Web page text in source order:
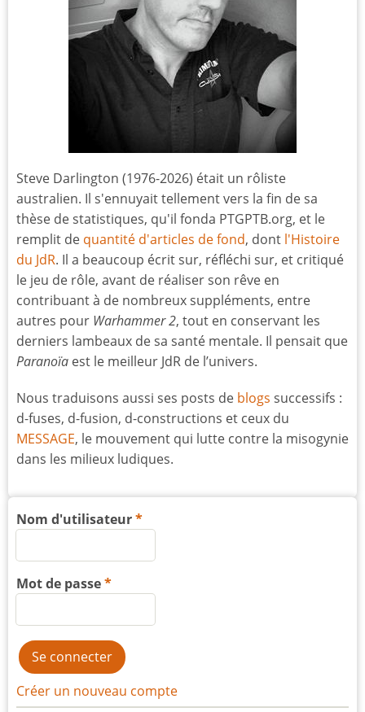
Steve Darlington (1976-2026) était un rôliste
australien. Il s'ennuyait tellement vers la fin de sa
thèse de statistiques, qu'il fonda PTGPTB.org, et le
remplit de quantité d'articles de fond, dont l'Histoire
du JdR. Il a beaucoup écrit sur, réfléchi sur, et critiqué
le jeu de rôle, avant de réaliser son rêve en
contribuant à de nombreux suppléments, entre
autres pour Warhammer 2, tout en conservant les
derniers lambeaux de sa santé mentale. Il pensait que
Paranoïa est le meilleur JdR de l’univers.
Nous traduisons aussi ses posts de blogs successifs :
d-fuses, d-fusion, d-constructions et ceux du
MESSAGE, le mouvement qui lutte contre la misogynie
dans les milieux ludiques.
Nom d'utilisateur
Mot de passe
Créer un nouveau compte